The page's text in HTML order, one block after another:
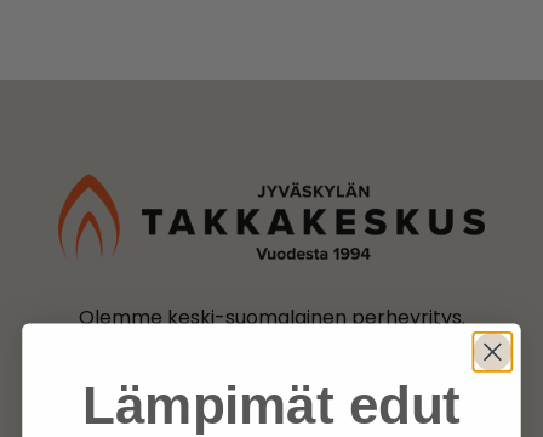
Olemme keski-suomalainen perheyritys.
markkinoiden laadukkaimmat tulisijatuotteet
vaikkapa “tulitikut käteen” -periaatteella.
Lämpimät edut